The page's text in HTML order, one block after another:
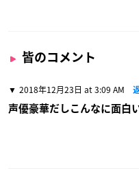
皆のコメント
2018年12月23日 at 3:09 AM
声優豪華だしこんなに面白